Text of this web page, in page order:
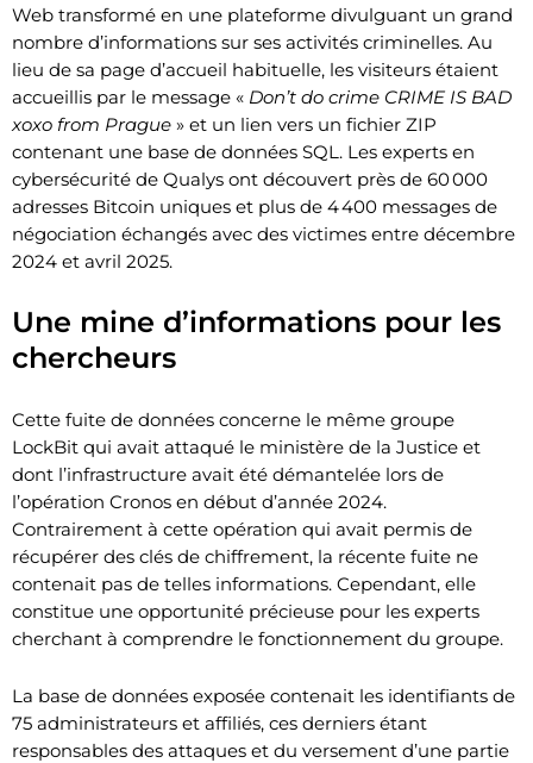
Web transformé en une plateforme divulguant un grand
nombre d’informations sur ses activités criminelles. Au
lieu de sa page d’accueil habituelle, les visiteurs étaient
accueillis par le message « Don’t do crime CRIME IS BAD
xoxo from Prague » et un lien vers un fichier ZIP
contenant une base de données SQL. Les experts en
cybersécurité de Qualys ont découvert près de 60 000
adresses Bitcoin uniques et plus de 4 400 messages de
négociation échangés avec des victimes entre décembre
2024 et avril 2025.
Une mine d’informations pour les
chercheurs
Cette fuite de données concerne le même groupe
LockBit qui avait attaqué le ministère de la Justice et
dont l’infrastructure avait été démantelée lors de
l’opération Cronos en début d’année 2024.
Contrairement à cette opération qui avait permis de
récupérer des clés de chiffrement, la récente fuite ne
contenait pas de telles informations. Cependant, elle
constitue une opportunité précieuse pour les experts
cherchant à comprendre le fonctionnement du groupe.
La base de données exposée contenait les identifiants de
75 administrateurs et affiliés, ces derniers étant
responsables des attaques et du versement d’une partie